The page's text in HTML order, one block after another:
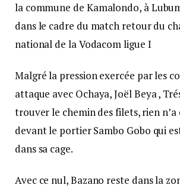
la commune de Kamalondo, à
dans le cadre du match retour du
national de la Vodacom ligue I
Malgré la pression exercée par les
attaque avec Ochaya, Joël Beya ,
trouver le chemin des filets, rien n’a
devant le portier Sambo Gobo qui
dans sa cage.
Avec ce nul, Bazano reste dans la